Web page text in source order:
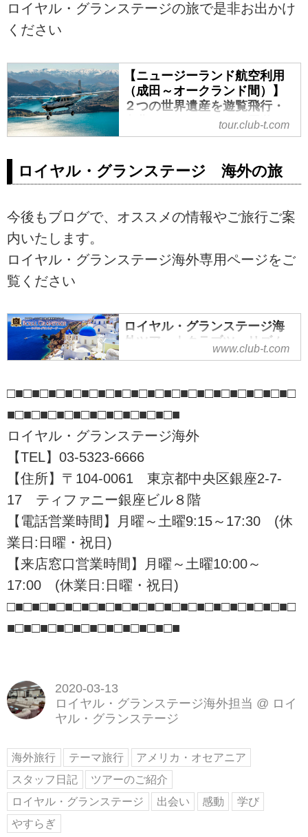
ロイヤル・グランステージの旅で是非お出かけ
ください
【ニュージーランド航空利用
（成田～オークランド間）】
２つの世界遺産を遊覧飛行・
南北ニュージーランド周遊９
日間＜ロイヤル・グランステ
【ニュージーランド航空利用（成
ーランド周遊９日間＜ロイヤル・
ます。ツアー・旅行のお申込なら
クラブツーリズム。
tour.club-t.com
ロイヤル・グランステージ 海外の旅
今後もブログで、オススメの情報やご旅行ご案
内いたします。
ロイヤル・グランステージ海外専用ページをご
覧ください
ロイヤル・グランステージ海
外ツアー｜クラブツーリズム
極上の海外旅行なら、クラブツー
ジにおまかせください。知識と経
験が豊かなツアーディレクター
自由行動も安心してお楽しみいた
だけます。ゆとりある上質な旅を
ご提案いたします。ツアーの検
www.club-t.com
□■□■□■□■□■□■□■□■□■□■□■□■□■□■□■□■□■□
■□■□■□■□■□■□■□■□■□■□■
ロイヤル・グランステージ海外
【TEL】03-5323-6666
【住所】〒104-0061 東京都中央区銀座2-7-
17 ティファニー銀座ビル８階
【電話営業時間】月曜～土曜9:15～17:30 (休
業日:日曜・祝日)
【来店窓口営業時間】月曜～土曜10:00～
17:00 (休業日:日曜・祝日)
□■□■□■□■□■□■□■□■□■□■□■□■□■□■□■□■□■□
■□■□■□■□■□■□■□■□■□■□■
2020-03-13
ロイヤル・グランステージ海外担当 @ ロイ
ヤル・グランステージ
海外旅行 テーマ旅行
アメリカ・オセアニア
スタッフ日記
ツアーのご紹介
ロイヤル・グランステージ
出会い 感動
学び
やすらぎ